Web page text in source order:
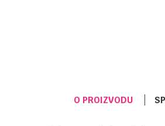
O PROIZVODU